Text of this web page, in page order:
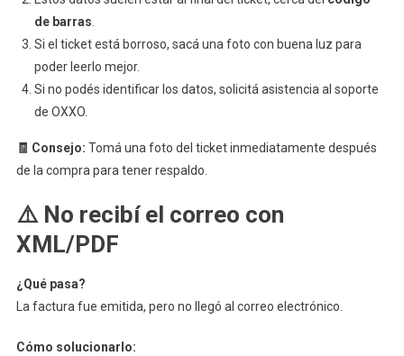
de barras
Si el ticket está borroso, sacá una foto con buena luz para
poder leerlo mejor.
Si no podés identificar los datos, solicitá asistencia al soporte
de OXXO.
🧾 Consejo: Tomá una foto del ticket inmediatamente después
de la compra para tener respaldo.
⚠️ No recibí el correo con
XML/PDF
¿Qué pasa?
La factura fue emitida, pero no llegó al correo electrónico.
Cómo solucionarlo: